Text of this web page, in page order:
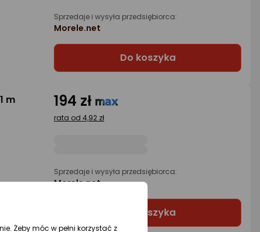
Sprzedaje i wysyła przedsiębiorca:
Morele.net
Do koszyka
m 194 zł
rata od 4,92 zł
Sprzedaje i wysyła przedsiębiorca:
Morele.net
Do koszyka
Żeby móc w pełni korzystać z